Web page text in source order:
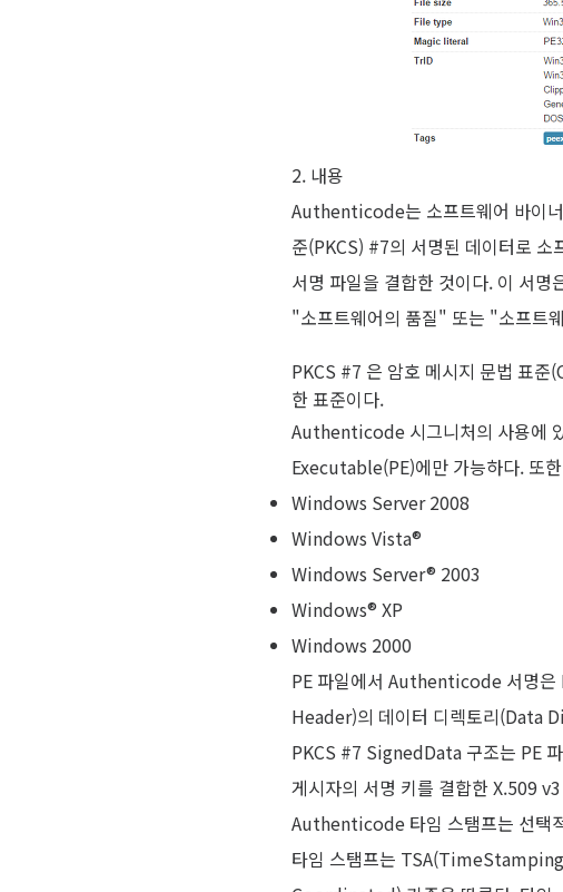
2. 내용
Authenticode는 소프트웨어 바이너
준(PKCS) #7의 서명된 데이터로
서명 파일을 결합한 것이다. 이 서
"소프트웨어의 품질" 또는 "소프트
PKCS #7 은 암호 메시지 문법 표
한 표준이다.
Authenticode 시그니처의 사용에
Executable(PE)에만 가능하다. 또
Windows Server 2008
Windows Vista®
Windows Server® 2003
Windows® XP
Windows 2000
PE 파일에서 Authenticode 서명은
Header)의 데이터 디렉토리(Data
PKCS #7 SignedData 구조는 PE
게시자의 서명 키를 결합한 X.509
Authenticode 타임 스탬프는 선택
타임 스탬프는